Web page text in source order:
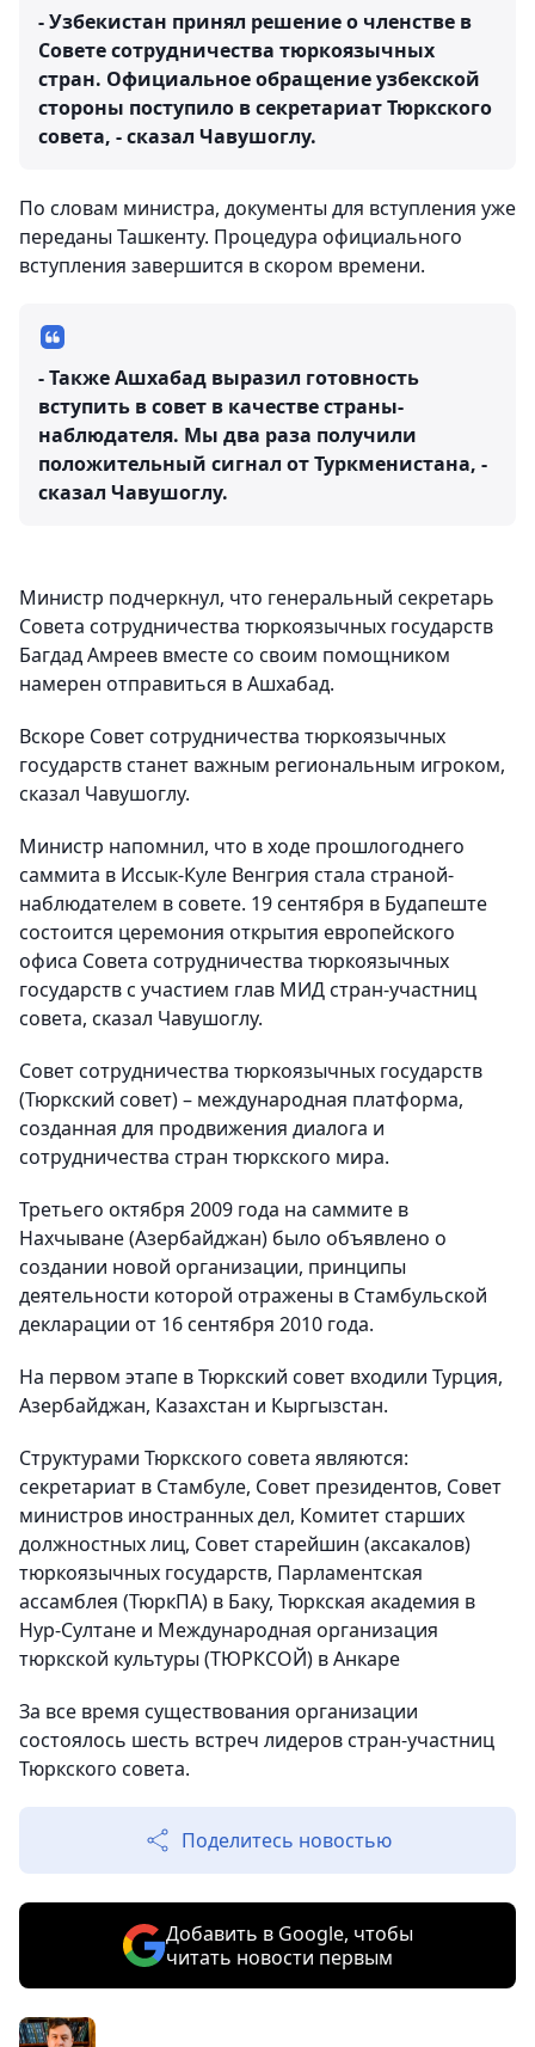
- Узбекистан принял решение о членстве в
Совете сотрудничества тюркоязычных
стран. Официальное обращение узбекской
стороны поступило в секретариат Тюркского
совета, - сказал Чавушоглу.
По словам министра, документы для вступления уже
переданы Ташкенту. Процедура официального
вступления завершится в скором времени.
- Также Ашхабад выразил готовность
вступить в совет в качестве страны-
наблюдателя. Мы два раза получили
положительный сигнал от Туркменистана, -
сказал Чавушоглу.
Министр подчеркнул, что генеральный секретарь
Совета сотрудничества тюркоязычных государств
Багдад Амреев вместе со своим помощником
намерен отправиться в Ашхабад.
Вскоре Совет сотрудничества тюркоязычных
государств станет важным региональным игроком,
сказал Чавушоглу.
Министр напомнил, что в ходе прошлогоднего
саммита в Иссык-Куле Венгрия стала страной-
наблюдателем в совете. 19 сентября в Будапеште
состоится церемония открытия европейского
офиса Совета сотрудничества тюркоязычных
государств с участием глав МИД стран-участниц
совета, сказал Чавушоглу.
Совет сотрудничества тюркоязычных государств
(Тюркский совет) – международная платформа,
созданная для продвижения диалога и
сотрудничества стран тюркского мира.
Третьего октября 2009 года на саммите в
Нахчыване (Азербайджан) было объявлено о
создании новой организации, принципы
деятельности которой отражены в Стамбульской
декларации от 16 сентября 2010 года.
На первом этапе в Тюркский совет входили Турция,
Азербайджан, Казахстан и Кыргызстан.
Структурами Тюркского совета являются:
секретариат в Стамбуле, Совет президентов, Совет
министров иностранных дел, Комитет старших
должностных лиц, Совет старейшин (аксакалов)
тюркоязычных государств, Парламентская
ассамблея (ТюркПА) в Баку, Тюркская академия в
Нур-Султане и Международная организация
тюркской культуры (ТЮРКСОЙ) в Анкаре
За все время существования организации
состоялось шесть встреч лидеров стран-участниц
Тюркского совета.
Поделитесь новостью
Добавить в Google, чтобы
читать новости первым